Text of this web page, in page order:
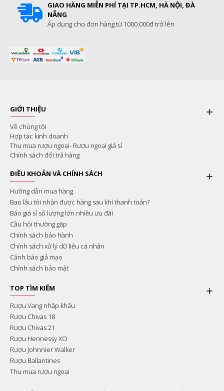
GIAO HÀNG MIỄN PHÍ TẠI TP.HCM, HÀ NỘI, ĐÀ
NẴNG
Áp dụng cho đơn hàng từ 1000.000đ trở lên
GIỚI THIỆU
Về chúng tôi
Hợp tác kinh doanh
Thu mua rượu ngoại- Rượu ngoại giá sỉ
Chính sách đổi trả hàng
ĐIỀU KHOẢN VÀ CHÍNH SÁCH
Hướng dẫn mua hàng
Bao lâu tôi nhận được hàng sau khi thanh toán?
Báo giá sỉ số lượng lớn nhiều ưu đãi
Câu hỏi thường gặp
Chính sách bảo hành
Chính sách xử lý dữ liệu cá nhân
Cảnh báo giả mạo
Chính sách bảo mật
TOP TÌM KIẾM
Rượu Vang nhập khẩu
Rượu Chivas 18
Rượu Chivas 21
Rượu Hennessy XO
Rượu Johnnier Walker
Rượu Ballantines
Thu mua rượu ngoại